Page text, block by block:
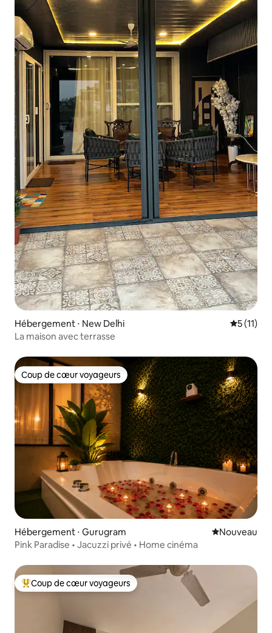
Hébergement ⋅ New Delhi
5 (11)
La maison avec terrasse
Coup de cœur voyageurs
Coup de cœur voyageurs
Hébergement ⋅ Gurugram Nouvel
Nouveau
Pink Paradise • Jacuzzi privé • Home cinéma
Coups de cœur voyageurs les plus appréciés
Coup de cœur voyageurs